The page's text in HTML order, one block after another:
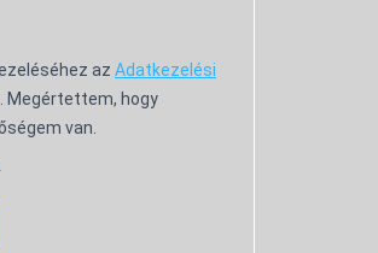
az Adatkezelési
Megértettem, hogy
van.